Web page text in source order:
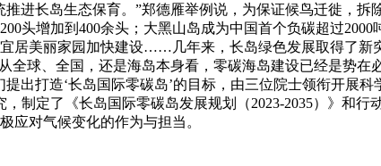
进长岛生态保育。”郑德雁举例说，为保证候鸟迁徙，
头增加到400余头；大黑山岛成为中国首个负碳超过2000
居美丽家园加快建设……几年来，长岛绿色发展取得了新
球、全国，还是海岛本身看，零碳海岛建设已经是势在
出打造‘长岛国际零碳岛’的目标，由三位院士领衔开展
制定了《长岛国际零碳岛发展规划（2023-2035）》和
应对气候变化的作为与担当。